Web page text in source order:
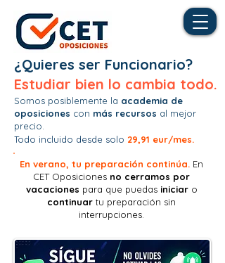
¿Quieres ser Funcionario?
Estudiar bien lo cambia todo.
Somos posiblemente la academia de
oposiciones con más recursos al mejor
precio.
Todo incluido desde solo 29,91 eur/mes.
En verano, tu preparación continúa. En
CET Oposiciones no cerramos por
vacaciones para que puedas iniciar o
continuar tu preparación sin
interrupciones.